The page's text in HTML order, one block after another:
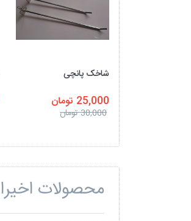
شاخک پانچی
25,000 تومان
30,000 تومان
محصولات